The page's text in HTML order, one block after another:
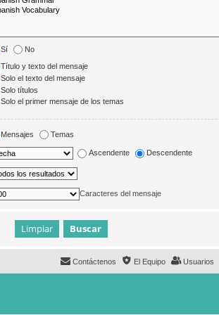
Sí No
Título y texto del mensaje
Solo el texto del mensaje
Solo títulos
Solo el primer mensaje de los temas
Mensajes Temas
Ascendente Descendente
Caracteres del mensaje
Usuarios
El Equipo
Contáctenos